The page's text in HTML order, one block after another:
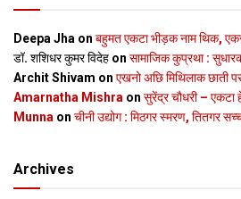
Deepa Jha on बहुमत एकटा भीड़क नाम थिक,
डॉ. शशिधर कुमर विदेह on सामाजिक कुप्रथा :
Archit Shivam on एखनो अछि मिथिलाक छाती
Amarnatha Mishra on सुरेंद्र चौधरी – एकटा
Munna on चीनी उद्योग : मिठगर स्‍मरण, तितगर
Archives